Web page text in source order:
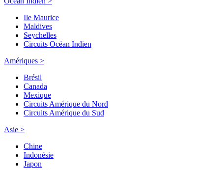
Ile Maurice
Maldives
Seychelles
Circuits Océan Indien
Amériques >
Brésil
Canada
Mexique
Circuits Amérique du Nord
Circuits Amérique du Sud
Asie >
Chine
Indonésie
Japon